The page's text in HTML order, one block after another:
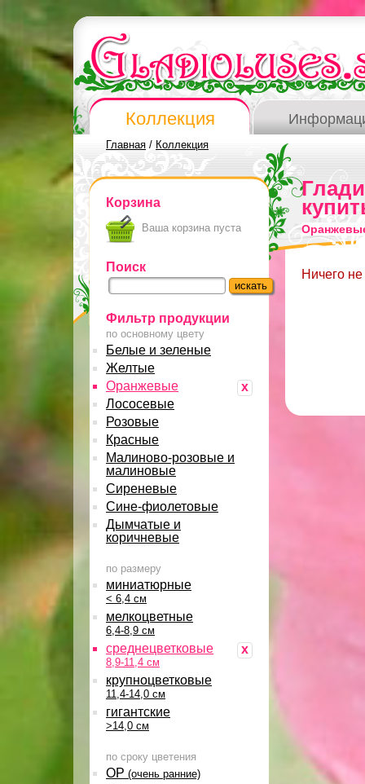
Коллекция
Главная / Коллекция
Корзина
Ваша корзина пуста
Поиск
Фильтр продукции
по основному цвету
Белые и зеленые
Желтые
x
Оранжевые
Лососевые
Розовые
Красные
Малиново-розовые и
малиновые
Сиреневые
Сине-фиолетовые
Дымчатые и
коричневые
по размеру
миниатюрные
< 6,4 см
мелкоцветные
6,4-8,9 см
x
среднецветковые
8,9-11,4 см
крупноцветковые
11,4-14,0 см
гигантские
>14,0 см
по сроку цветения
ОР (очень ранние)
Ничего